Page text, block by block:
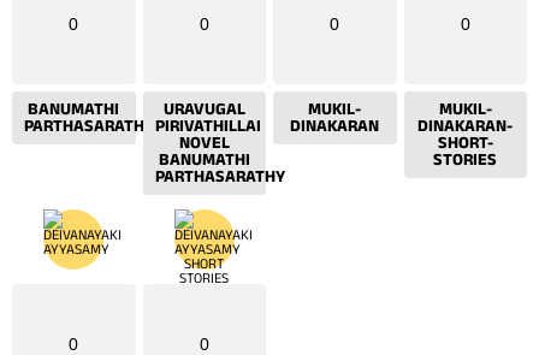
0
BANUMATHI
PARTHASARATHY
0
URAVUGAL
PIRIVATHILLAI
NOVEL
BANUMATHI
PARTHASARATHY
0
MUKIL-
DINAKARAN
0
MUKIL-
DINAKARAN-
SHORT-
STORIES
0 0